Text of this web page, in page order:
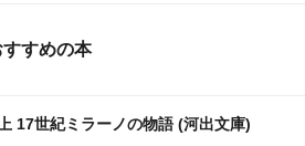
すめの本
17世紀ミラーノの物語 (河出文庫)